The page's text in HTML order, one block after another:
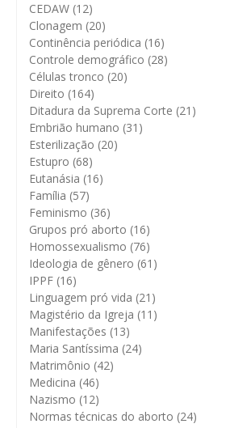
CEDAW (12)
Clonagem (20)
Continência periódica (16)
Controle demográfico (28)
Células tronco (20)
Direito (164)
Ditadura da Suprema Corte (21)
Embrião humano (31)
Esterilização (20)
Estupro (68)
Eutanásia (16)
Família (57)
Feminismo (36)
Grupos pró aborto (16)
Homossexualismo (76)
Ideologia de gênero (61)
IPPF (16)
Linguagem pró vida (21)
Magistério da Igreja (11)
Manifestações (13)
Maria Santíssima (24)
Matrimônio (42)
Medicina (46)
Nazismo (12)
Normas técnicas do aborto (24)